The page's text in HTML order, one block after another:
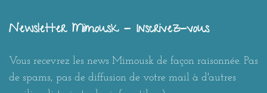
Newsletter Mimousk - Inscrivez-vous
Vous recevrez les news Mimousk de façon raisonnée. Pas
de spams, pas de diffusion de votre mail à d'autres